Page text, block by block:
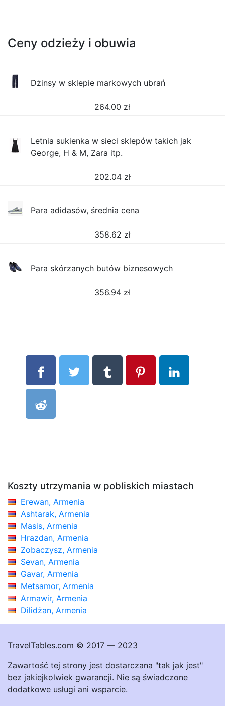
Ceny odzieży i obuwia
Dżinsy w sklepie markowych ubrań
264.00 zł
Letnia sukienka w sieci sklepów takich jak
George, H & M, Zara itp.
202.04 zł
Para adidasów, średnia cena
358.62 zł
Para skórzanych butów biznesowych
356.94 zł
Koszty utrzymania w pobliskich miastach
Erewan, Armenia
Ashtarak, Armenia
Masis, Armenia
Hrazdan, Armenia
Zobaczysz, Armenia
Sevan, Armenia
Gavar, Armenia
Metsamor, Armenia
Armawir, Armenia
Dilidżan, Armenia
TravelTables.com © 2017 — 2023
Zawartość tej strony jest dostarczana "tak jak jest"
bez jakiejkolwiek gwarancji. Nie są świadczone
dodatkowe usługi ani wsparcie.